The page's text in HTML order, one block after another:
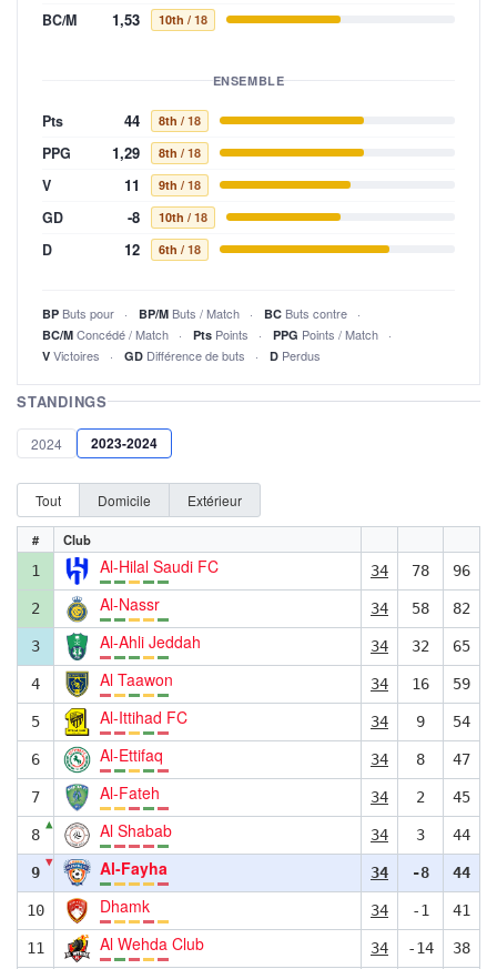
BC/M 1,53 10th / 18
ENSEMBLE
Pts 44 8th / 18
PPG 1,29 8th / 18
V 11 9th / 18
GD -8 10th / 18
D 12 6th / 18
BP Buts pour BP/M Buts / Match BC Buts contre
BC/M Concédé / Match Pts Points PPG Points / Match
V Victoires GD Différence de buts D Perdus
STANDINGS
2024 2023-2024
Tout Domicile Extérieur
#
Club
1
Al-Hilal Saudi FC 34 78 96
2 Al-Nassr 34 58 82
3 Al-Ahli Jeddah 34 32 65
4 Al Taawon 34 16 59
5 Al-Ittihad FC 34 9 54
6 Al-Ettifaq 34 8 47
7 Al-Fateh 34 2 45
8
▲ Al Shabab 34 3 44
9
▼ Al-Fayha 34 -8 44
10 Dhamk 34 -1 41
11 Al Wehda Club 34 -14 38